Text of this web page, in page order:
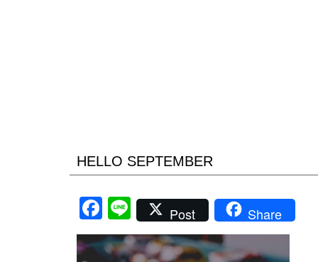
HELLO SEPTEMBER
Facebook
LinePost Share